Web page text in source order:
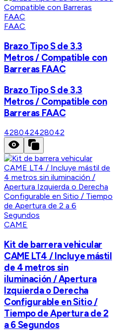
FAAC
Brazo Tipo S de 3.3
Metros / Compatible con
Barreras FAAC
Brazo Tipo S de 3.3
Metros / Compatible con
Barreras FAAC
428042428042
CAME
Kit de barrera vehicular
CAME LT4 / Incluye mástil
de 4 metros sin
iluminación / Apertura
Izquierda o Derecha
Configurable en Sitio /
Tiempo de Apertura de 2
a 6 Segundos